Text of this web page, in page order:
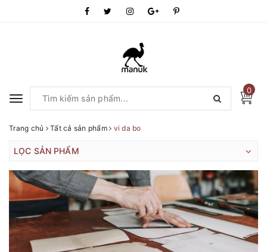
Toggle
0
Trang chủ Tất cả sản phẩm vi da bo
LỌC SẢN PHẨM